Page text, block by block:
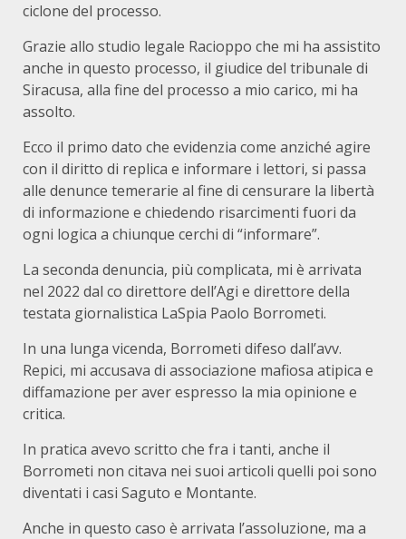
ciclone del processo.
Grazie allo studio legale Racioppo che mi ha assistito
anche in questo processo, il giudice del tribunale di
Siracusa, alla fine del processo a mio carico, mi ha
assolto.
Ecco il primo dato che evidenzia come anziché agire
con il diritto di replica e informare i lettori, si passa
alle denunce temerarie al fine di censurare la libertà
di informazione e chiedendo risarcimenti fuori da
ogni logica a chiunque cerchi di “informare”.
La seconda denuncia, più complicata, mi è arrivata
nel 2022 dal co direttore dell’Agi e direttore della
testata giornalistica LaSpia Paolo Borrometi.
In una lunga vicenda, Borrometi difeso dall’avv.
Repici, mi accusava di associazione mafiosa atipica e
diffamazione per aver espresso la mia opinione e
critica.
In pratica avevo scritto che fra i tanti, anche il
Borrometi non citava nei suoi articoli quelli poi sono
diventati i casi Saguto e Montante.
Anche in questo caso è arrivata l’assoluzione, ma a